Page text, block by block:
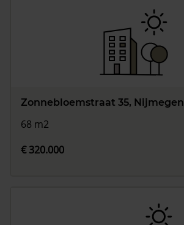
Zonnebloemstraat 35, Nijmegen
68 m2
€ 320.000